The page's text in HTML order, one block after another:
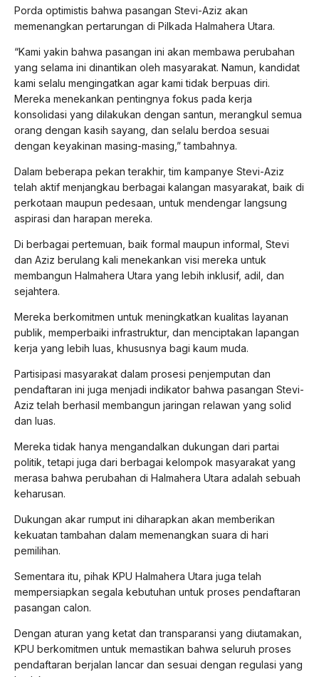
Porda optimistis bahwa pasangan Stevi-Aziz akan
memenangkan pertarungan di Pilkada Halmahera Utara.
“Kami yakin bahwa pasangan ini akan membawa perubahan
yang selama ini dinantikan oleh masyarakat. Namun, kandidat
kami selalu mengingatkan agar kami tidak berpuas diri.
Mereka menekankan pentingnya fokus pada kerja
konsolidasi yang dilakukan dengan santun, merangkul semua
orang dengan kasih sayang, dan selalu berdoa sesuai
dengan keyakinan masing-masing,” tambahnya.
Dalam beberapa pekan terakhir, tim kampanye Stevi-Aziz
telah aktif menjangkau berbagai kalangan masyarakat, baik di
perkotaan maupun pedesaan, untuk mendengar langsung
aspirasi dan harapan mereka.
Di berbagai pertemuan, baik formal maupun informal, Stevi
dan Aziz berulang kali menekankan visi mereka untuk
membangun Halmahera Utara yang lebih inklusif, adil, dan
sejahtera.
Mereka berkomitmen untuk meningkatkan kualitas layanan
publik, memperbaiki infrastruktur, dan menciptakan lapangan
kerja yang lebih luas, khususnya bagi kaum muda.
Partisipasi masyarakat dalam prosesi penjemputan dan
pendaftaran ini juga menjadi indikator bahwa pasangan Stevi-
Aziz telah berhasil membangun jaringan relawan yang solid
dan luas.
Mereka tidak hanya mengandalkan dukungan dari partai
politik, tetapi juga dari berbagai kelompok masyarakat yang
merasa bahwa perubahan di Halmahera Utara adalah sebuah
keharusan.
Dukungan akar rumput ini diharapkan akan memberikan
kekuatan tambahan dalam memenangkan suara di hari
pemilihan.
Sementara itu, pihak KPU Halmahera Utara juga telah
mempersiapkan segala kebutuhan untuk proses pendaftaran
pasangan calon.
Dengan aturan yang ketat dan transparansi yang diutamakan,
KPU berkomitmen untuk memastikan bahwa seluruh proses
pendaftaran berjalan lancar dan sesuai dengan regulasi yang